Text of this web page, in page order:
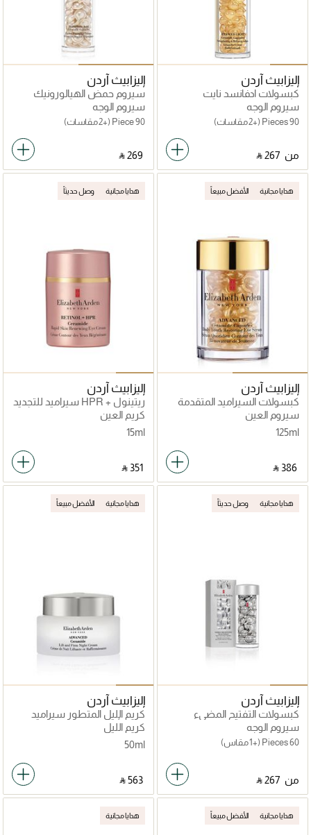
إليزابيث آردن
كبسولات ادفانسد نايت
سيرامايد لتقوية و تنقية البشرة
سيروم الوجه
90 Pieces (+2 مقاسات)
من ‎ ⃁ ⁦267⁩ ‎
إليزابيث آردن
سيروم حمض الهيالورونيك
سيراميد
سيروم الوجه
90 Piece (+2 مقاسات)
‎ ⃁ ⁦269⁩ ‎
هدايا مجانية الأفضل مبيعاً
إليزابيث آردن
كبسولات السيراميد المتقدمة
سيروم يومي لاستعادة الشباب
سيروم العين
125ml
‎ ⃁ ⁦386⁩ ‎
هدايا مجانية وصل حديثاً
إليزابيث آردن
ريتينول + HPR سيراميد للتجديد
السريع للبشرة
كريم العين
15ml
‎ ⃁ ⁦351⁩ ‎
هدايا مجانية وصل حديثاً
إليزابيث آردن
كبسولات التفتيح المضيء
لتصحيح البقع مع إشراقة واضحة
سيروم الوجه
60 Pieces (+1 مقاس)
من ‎ ⃁ ⁦267⁩ ‎
هدايا مجانية الأفضل مبيعاً
إليزابيث آردن
كريم الليل المتطور سيراميد
ليفت أند فيرم 50 مل
كريم الليل
50ml
‎ ⃁ ⁦563⁩ ‎
هدايا مجانية الأفضل مبيعاً هدايا مجانية